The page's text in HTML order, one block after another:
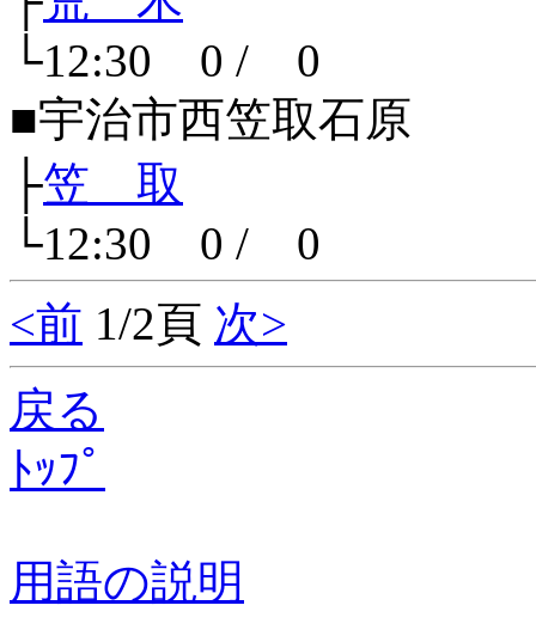
└12:30 0 / 0
■宇治市西笠取石原
├笠 取
└12:30 0 / 0
<前 1/2頁 次>
戻る
ﾄｯﾌﾟ
用語の説明